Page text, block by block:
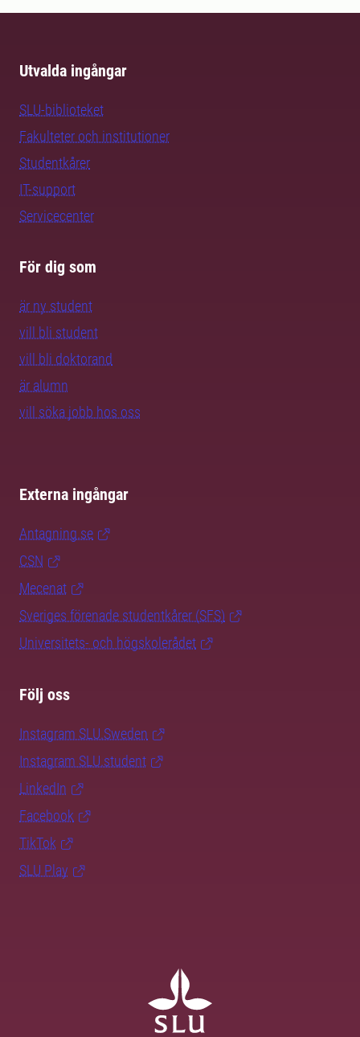
Utvalda ingångar
SLU-biblioteket
Fakulteter och institutioner
Studentkårer
IT-support
Servicecenter
För dig som
är ny student
vill bli student
vill bli doktorand
är alumn
vill söka jobb hos oss
Externa ingångar
Antagning.se
CSN
Mecenat
Sveriges förenade studentkårer (SFS)
Universitets- och högskolerådet
Följ oss
Instagram SLU.Sweden
Instagram SLU.student
LinkedIn
Facebook
TikTok
SLU Play